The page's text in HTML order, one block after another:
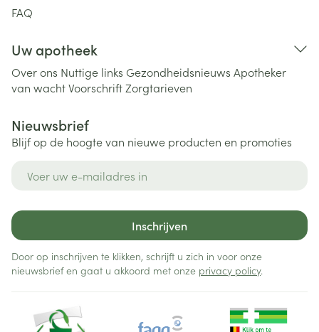
FAQ
Uw apotheek
Over ons Nuttige links Gezondheidsnieuws Apotheker
van wachtVoorschriftZorgtarieven
Nieuwsbrief
Blijf op de hoogte van nieuwe producten en promoties
Inschrijven
Door op inschrijven te klikken, schrijft u zich in voor onze
nieuwsbrief en gaat u akkoord met onze privacy policy.